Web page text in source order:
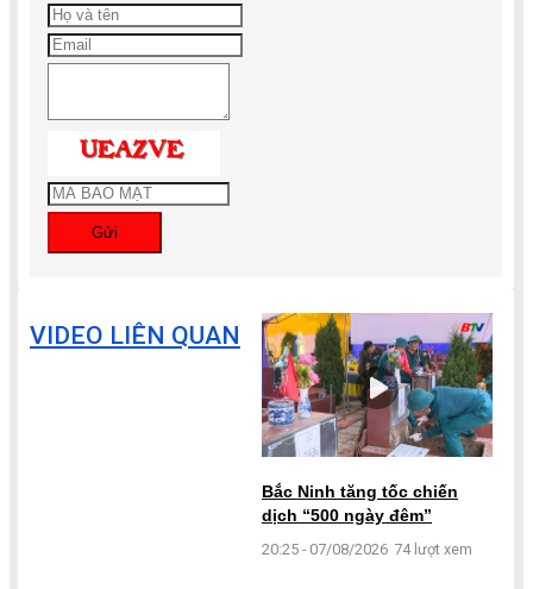
Gửi
VIDEO LIÊN QUAN
Bắc Ninh tăng tốc chiến
dịch “500 ngày đêm”
20:25 - 07/08/2026 74 lượt xem